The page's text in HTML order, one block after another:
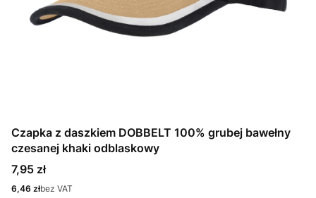
Czapka z daszkiem DOBBELT 100% grubej bawełny
czesanej khaki odblaskowy
Cena
7,95 zł
Cena
6,46 złbez VAT